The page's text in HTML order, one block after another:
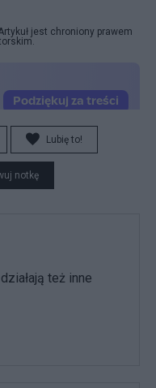
jest chroniony prawem
Lubię to!
notkę
też inne